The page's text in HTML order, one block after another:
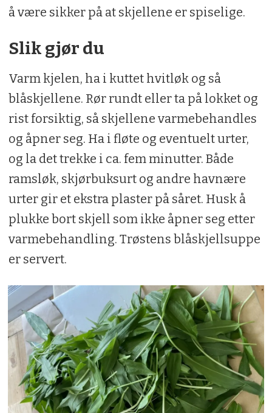
å være sikker på at skjellene er spiselige.
Slik gjør du
Varm kjelen, ha i kuttet hvitløk og så
blåskjellene. Rør rundt eller ta på lokket og
rist forsiktig, så skjellene varmebehandles
og åpner seg. Ha i fløte og eventuelt urter,
og la det trekke i ca. fem minutter. Både
ramsløk, skjørbuksurt og andre havnære
urter gir et ekstra plaster på såret. Husk å
plukke bort skjell som ikke åpner seg etter
varmebehandling. Trøstens blåskjellsuppe
er servert.